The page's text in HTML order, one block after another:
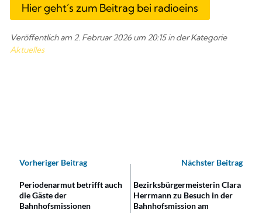
Hier geht´s zum Beitrag bei radioeins
Veröffentlich am 2. Februar 2026 um 20:15
in der Kategorie
Aktuelles
Vorheriger Beitrag Nächster Beitrag
Periodenarmut betrifft auch
die Gäste der
Bahnhofsmissionen
Bezirksbürgermeisterin Clara
Herrmann zu Besuch in der
Bahnhofsmission am